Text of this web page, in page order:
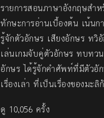
รายการสอนภาษาอังกฤษสำ
ทักษะการอ่านเบื้องต้น เน้น
รู้จักตัวอักษร เสียงอักษร ทวิ
เล่นเกมจับคู่ตัวอักษร ทบทว
อักษร ได้รู้จักคำศัพท์ที่มีตัวอั
เรื่องเล่า ที่เป็นเรื่องของมะ
ดู 10,056 ครั้ง